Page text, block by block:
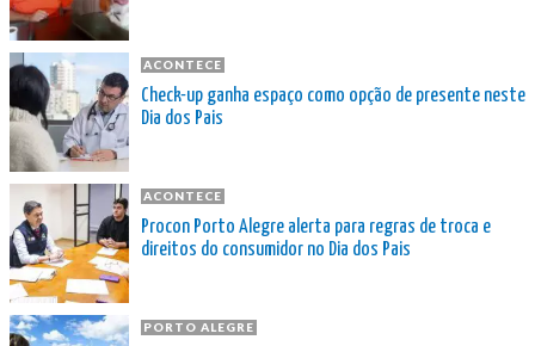
ACONTECE
Check-up ganha espaço como opção de presente neste
Dia dos Pais
ACONTECE
Procon Porto Alegre alerta para regras de troca e
direitos do consumidor no Dia dos Pais
PORTO ALEGRE